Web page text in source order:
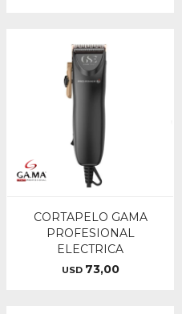
CORTAPELO GAMA
PROFESIONAL
ELECTRICA
USD 73,00